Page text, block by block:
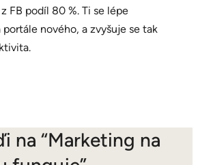
FB podíl 80 %. Ti se lépe
nového, a zvyšuje se tak
na “Marketing na